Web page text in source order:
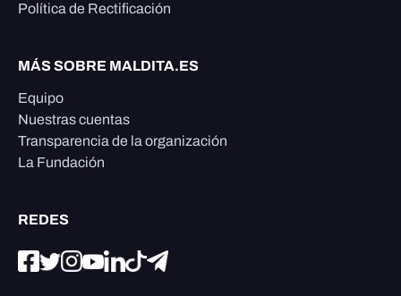
Política de Rectificación
MÁS SOBRE MALDITA.ES
Equipo
Nuestras cuentas
Transparencia de la organización
La Fundación
REDES